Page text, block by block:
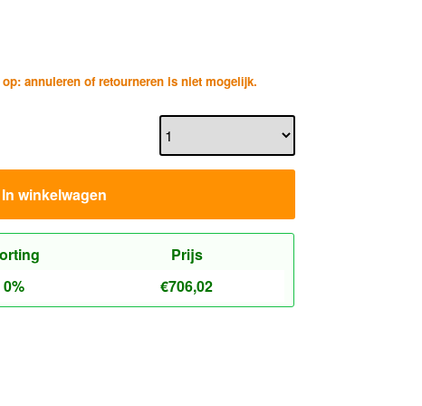
annuleren of retourneren is niet mogelijk.
In winkelwagen
Prijs
0% €706,02